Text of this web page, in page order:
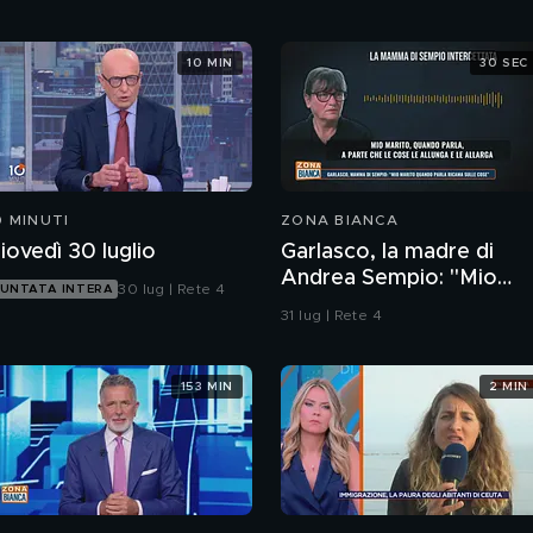
MINUTI
30 luglio
INTERA 30 lug | Rete 4
10 MIN
ZONA BIANCA
Garlasco, la madre di
Andrea Sempio: "Mio
marito quando parla
31 lug | Rete 4
30 SEC
153 MIN 2 MIN